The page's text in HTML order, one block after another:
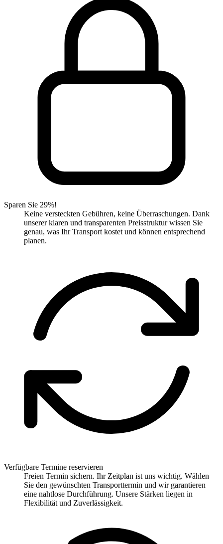
Sparen Sie 29%!
Keine versteckten Gebühren, keine Überraschungen. Dank
unserer klaren und transparenten Preisstruktur wissen Sie
genau, was Ihr Transport kostet und können entsprechend
planen.
Verfügbare Termine reservieren
Freien Termin sichern. Ihr Zeitplan ist uns wichtig. Wählen
Sie den gewünschten Transporttermin und wir garantieren
eine nahtlose Durchführung. Unsere Stärken liegen in
Flexibilität und Zuverlässigkeit.